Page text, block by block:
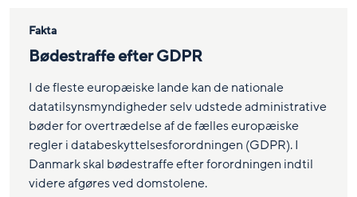
Fakta
Bødestraffe efter GDPR
I de fleste europæiske lande kan de nationale
datatilsynsmyndigheder selv udstede administrative
bøder for overtrædelse af de fælles europæiske
regler i databeskyttelsesforordningen (GDPR). I
Danmark skal bødestraffe efter forordningen indtil
videre afgøres ved domstolene.